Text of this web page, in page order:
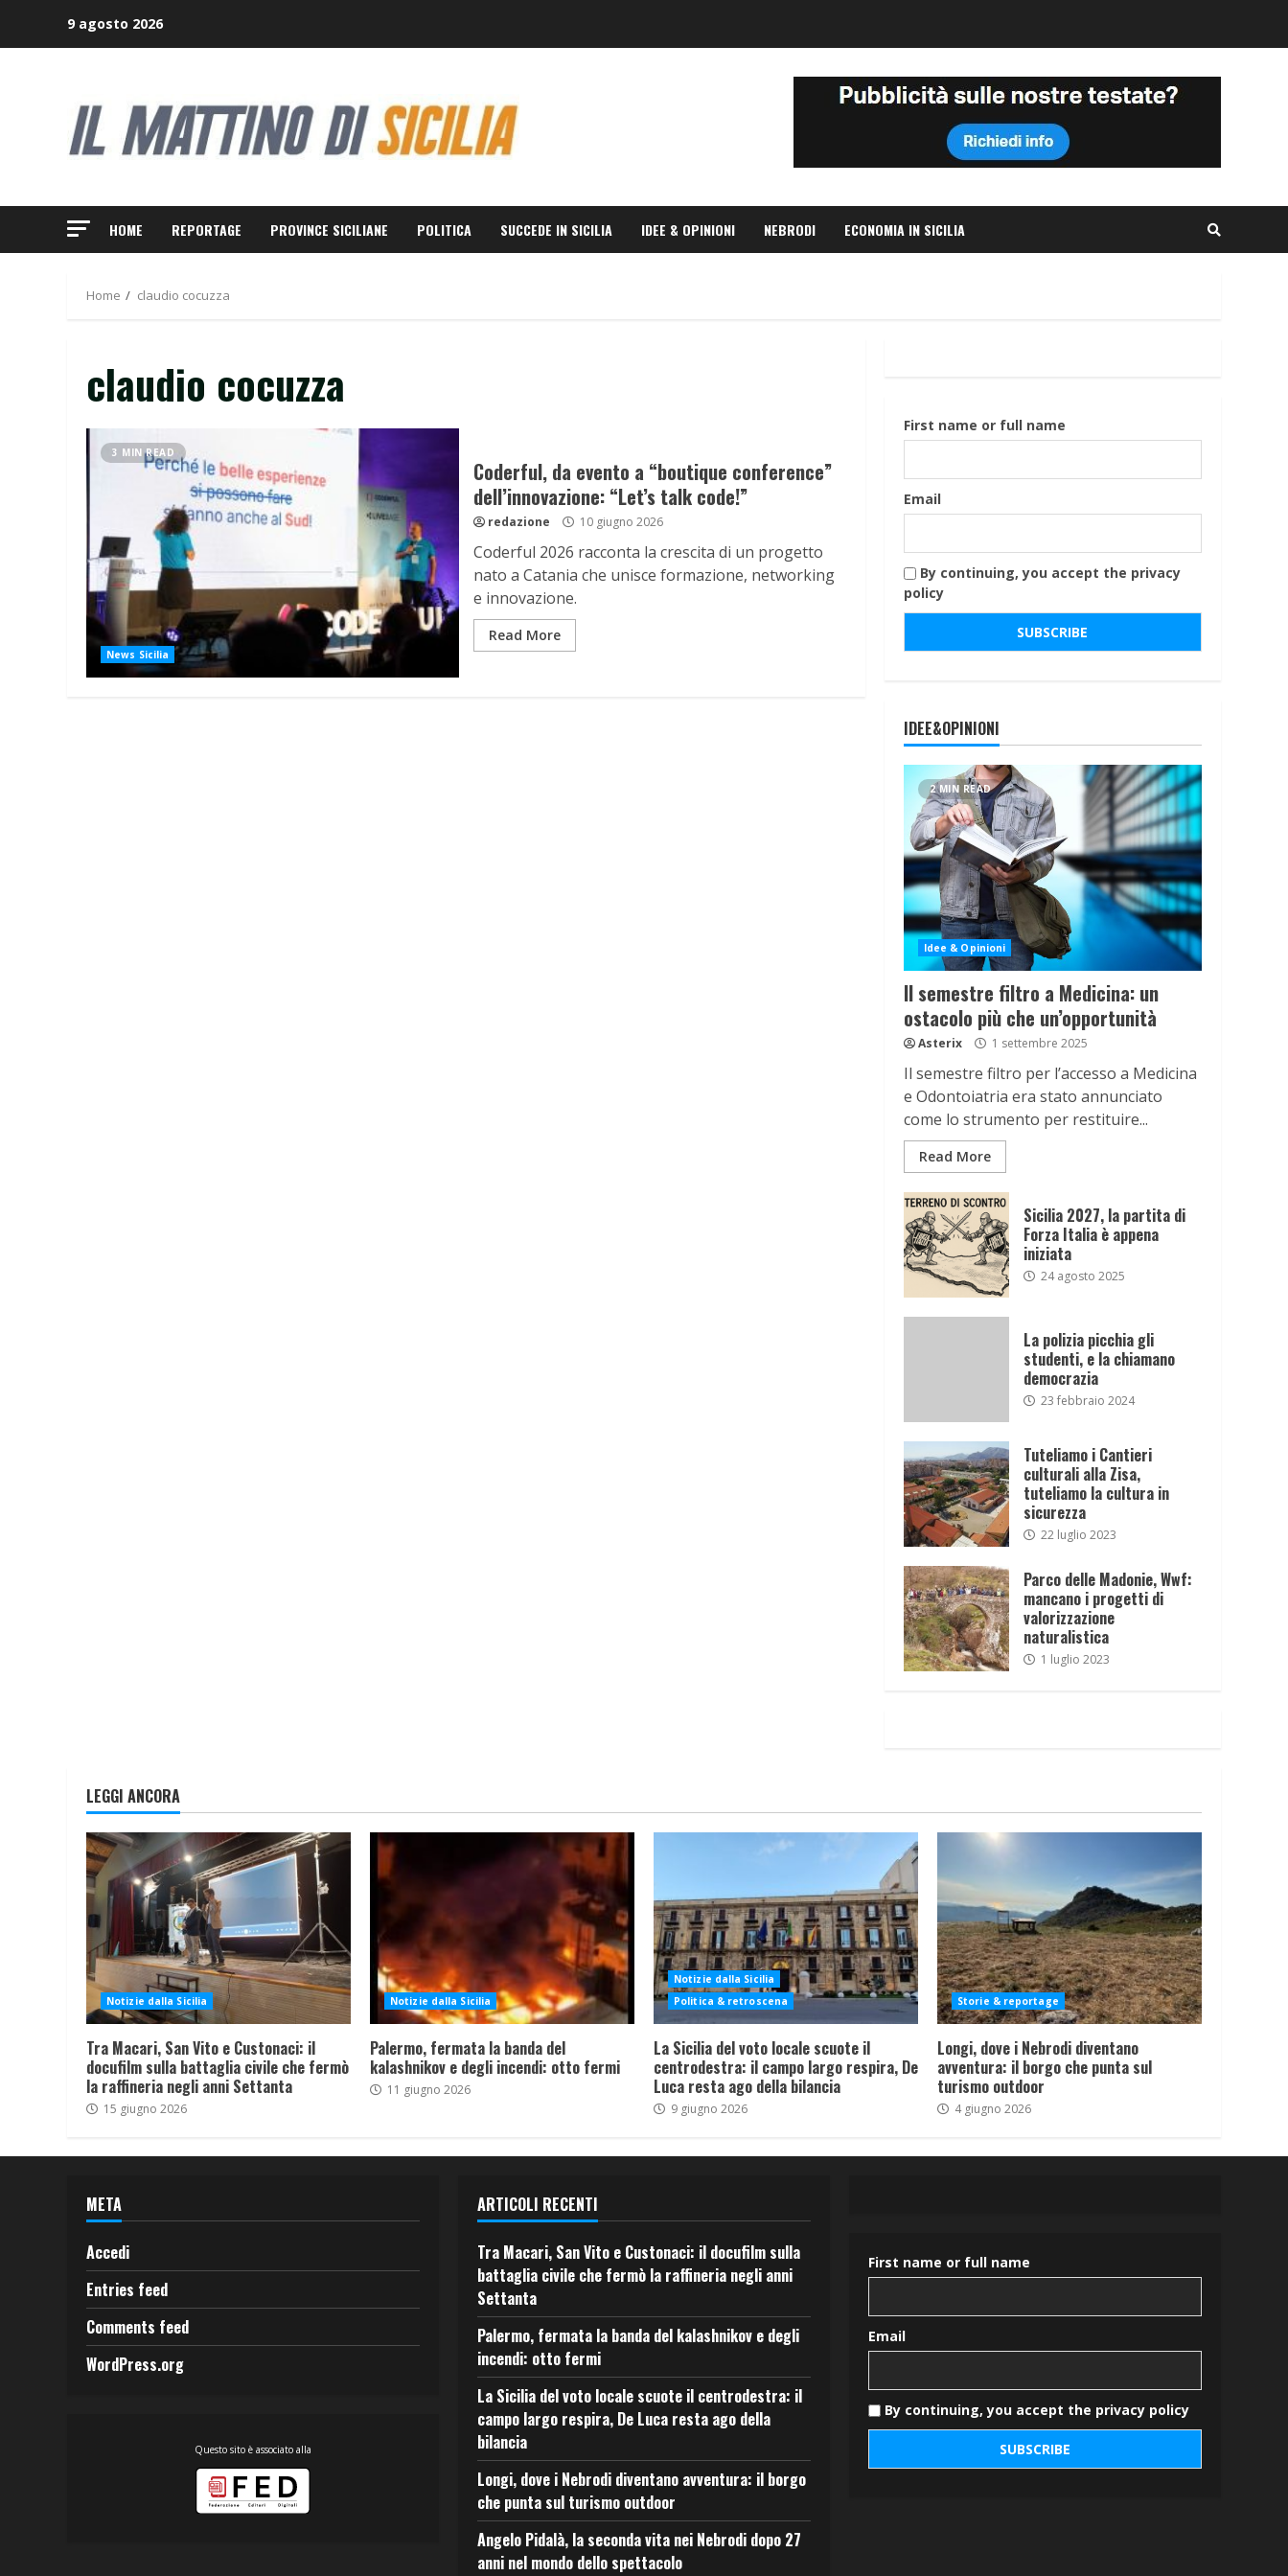
9 agosto 2026
HOME REPORTAGE PROVINCE SICILIANE POLITICA SUCCEDE IN SICILIA IDEE & OPINIONI NEBRODI ECONOMIA IN SICILIA
Home claudio cocuzza
claudio cocuzza
3 MIN READ
News Sicilia
Coderful, da evento a “boutique conference”
dell’innovazione: “Let’s talk code!”
redazione 10 giugno 2026
Coderful 2026 racconta la crescita di un progetto
nato a Catania che unisce formazione, networking
e innovazione.
Read More
First name or full name
Email
By continuing, you accept the privacy
policy
IDEE&OPINIONI
2 MIN READ
Idee & Opinioni
Il semestre filtro a Medicina: un
ostacolo più che un’opportunità
Asterix 1 settembre 2025
Il semestre filtro per l’accesso a Medicina
e Odontoiatria era stato annunciato
come lo strumento per restituire...
Read More
Sicilia 2027, la partita di
Forza Italia è appena
iniziata
24 agosto 2025
La polizia picchia gli
studenti, e la chiamano
democrazia
23 febbraio 2024
Tuteliamo i Cantieri
culturali alla Zisa,
tuteliamo la cultura in
sicurezza
22 luglio 2023
Parco delle Madonie, Wwf:
mancano i progetti di
valorizzazione
naturalistica
1 luglio 2023
LEGGI ANCORA
Notizie dalla Sicilia
Tra Macari, San Vito e Custonaci: il
docufilm sulla battaglia civile che fermò
la raffineria negli anni Settanta
15 giugno 2026
Notizie dalla Sicilia
Palermo, fermata la banda del
kalashnikov e degli incendi: otto fermi
11 giugno 2026
Notizie dalla Sicilia
Politica & retroscena
La Sicilia del voto locale scuote il
centrodestra: il campo largo respira, De
Luca resta ago della bilancia
9 giugno 2026
Storie & reportage
Longi, dove i Nebrodi diventano
avventura: il borgo che punta sul
turismo outdoor
4 giugno 2026
META
Accedi
Entries feed
Comments feed
WordPress.org
Questo sito è associato alla
ARTICOLI RECENTI
Tra Macari, San Vito e Custonaci: il docufilm sulla
battaglia civile che fermò la raffineria negli anni
Settanta
Palermo, fermata la banda del kalashnikov e degli
incendi: otto fermi
La Sicilia del voto locale scuote il centrodestra: il
campo largo respira, De Luca resta ago della
bilancia
Longi, dove i Nebrodi diventano avventura: il borgo
che punta sul turismo outdoor
Angelo Pidalà, la seconda vita nei Nebrodi dopo 27
anni nel mondo dello spettacolo
First name or full name
Email
By continuing, you accept the privacy policy